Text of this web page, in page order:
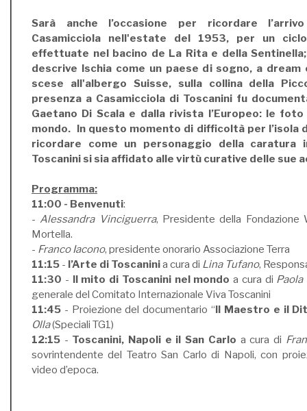
Sarà anche l’occasione per ricordare
Casamicciola nell'estate del 1953, per un
effettuate nel bacino de La Rita e della
descrive Ischia come un paese di sogno, a dream
scese all'albergo Suisse, sulla collina della
presenza a Casamicciola di Toscanini fu
Gaetano Di Scala e dalla rivista l’Europeo: le
mondo. In questo momento di difficoltà per l’isola
ricordare come un personaggio della caratura
Toscanini si sia affidato alle virtù curative delle sue
Programma:
11:00 - Benvenuti:
- Alessandra Vinciguerra, Presidente della Fondazione
Mortella.
- Franco Iacono, presidente onorario Associazione Terra
11:15 - l’Arte di Toscaninia cura di Lina Tufano,
11:30 - Il mito di Toscanini nel mondo a cura di
generale del Comitato Internazionale Viva Toscanini
11:45 - Proiezione del documentario “Il Maestro e il
Olla(Speciali TG1)
12:15 - Toscanini, Napoli e il San Carlo a cura di
sovrintendente del Teatro San Carlo di Napoli, con
video d’epoca.